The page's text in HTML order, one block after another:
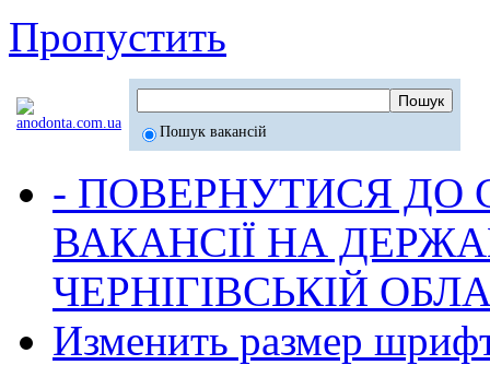
Пропустить
Пошук вакансій
- ПОВЕРНУТИСЯ ДО
ВАКАНСІЇ НА
ЧЕРНІГІВСЬКІЙ
Изменить размер